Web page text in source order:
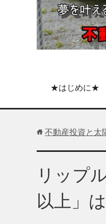
★はじめに★
不動産投資と太
リップ
以上」